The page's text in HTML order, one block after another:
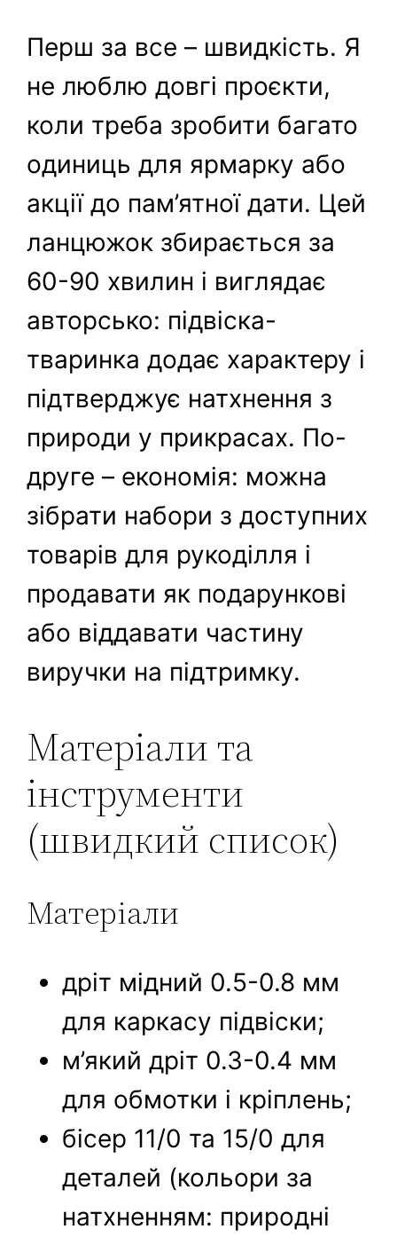
Перш за все – швидкість. Я
не люблю довгі проєкти,
коли треба зробити багато
одиниць для ярмарку або
акції до пам’ятної дати. Цей
ланцюжок збирається за
60-90 хвилин і виглядає
авторсько: підвіска-
тваринка додає характеру і
підтверджує натхнення з
природи у прикрасах. По-
друге – економія: можна
зібрати набори з доступних
товарів для рукоділля і
продавати як подарункові
або віддавати частину
виручки на підтримку.
Матеріали та
інструменти
(швидкий список)
Матеріали
дріт мідний 0.5-0.8 мм
для каркасу підвіски;
м’який дріт 0.3-0.4 мм
для обмотки і кріплень;
бісер 11/0 та 15/0 для
деталей (кольори за
натхненням: природні